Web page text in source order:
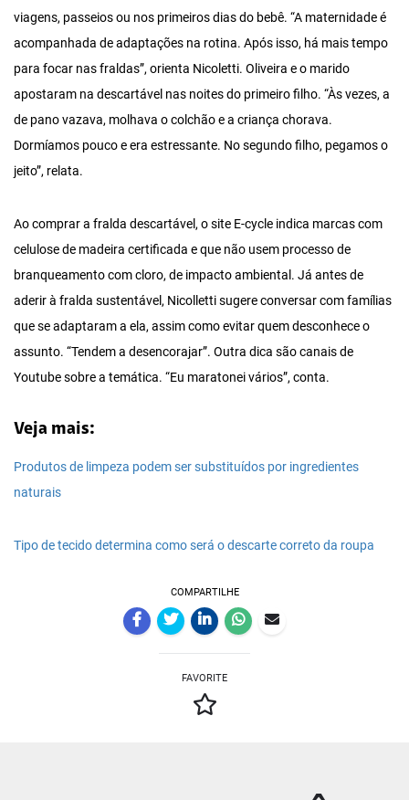
viagens, passeios ou nos primeiros dias do bebê. “A maternidade é
acompanhada de adaptações na rotina. Após isso, há mais tempo
para focar nas fraldas”, orienta Nicoletti. Oliveira e o marido
apostaram na descartável nas noites do primeiro filho. “Às vezes, a
de pano vazava, molhava o colchão e a criança chorava.
Dormíamos pouco e era estressante. No segundo filho, pegamos o
jeito”, relata.
Ao comprar a fralda descartável, o site E-cycle indica marcas com
celulose de madeira certificada e que não usem processo de
branqueamento com cloro, de impacto ambiental. Já antes de
aderir à fralda sustentável, Nicolletti sugere conversar com famílias
que se adaptaram a ela, assim como evitar quem desconhece o
assunto. “Tendem a desencorajar”. Outra dica são canais de
Youtube sobre a temática. “Eu maratonei vários”, conta.
Veja mais:
Produtos de limpeza podem ser substituídos por ingredientes
naturais
Tipo de tecido determina como será o descarte correto da roupa
COMPARTILHE
FAVORITE